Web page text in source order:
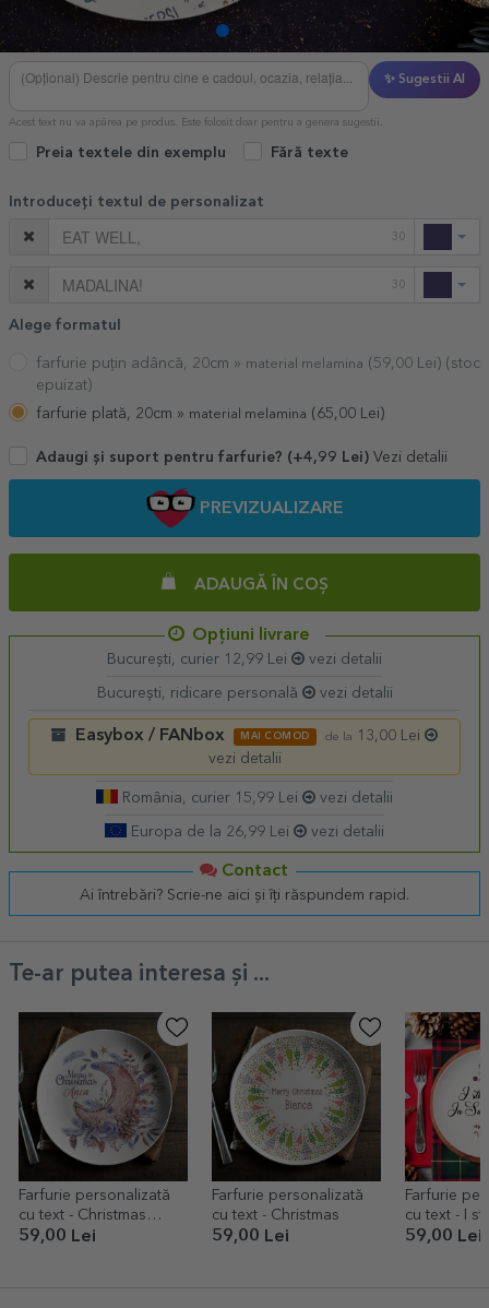
✨ Sugestii AI
Acest text nu va apărea pe produs. Este folosit doar pentru a genera sugestii.
Preia textele din exemplu Fără texte
Introduceți textul de personalizat
30
30
Alege formatul
farfurie puțin adâncă, 20cm » material melamina ( 59,00 Lei) (stoc
epuizat)
farfurie plată, 20cm » material melamina (65,00 Lei)
Adaugi și suport pentru farfurie? (+4,99 Lei) Vezi detalii
PREVIZUALIZARE
ADAUGĂ ÎN COȘ
Opțiuni livrare
București, curier 12,99 Lei vezi detalii
București, ridicare personală vezi detalii
Easybox / FANbox MAI COMOD de la
13,00 Lei
vezi detalii
România, curier 15,99 Lei vezi detalii
Europa de la 26,99 Lei vezi detalii
Contact
Ai întrebări? Scrie-ne aici și îți răspundem rapid.
Te-ar putea interesa și ...
Farfurie personalizată
cu text - Christmas
flowers
59,00 Lei
Farfurie personalizată
cu text - Christmas
59,00 Lei
Farfurie
cu text - I
Santa
59,00 Lei